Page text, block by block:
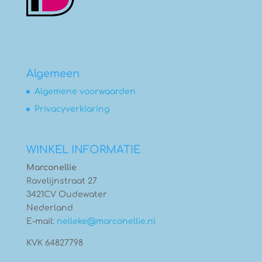
Algemeen
Algemene voorwaarden
Privacyverklaring
WINKEL INFORMATIE
Marconellie
Ravelijnstraat 27
3421CV Oudewater
Nederland
E-mail: nelleke@marconellie.nl
KVK 64827798